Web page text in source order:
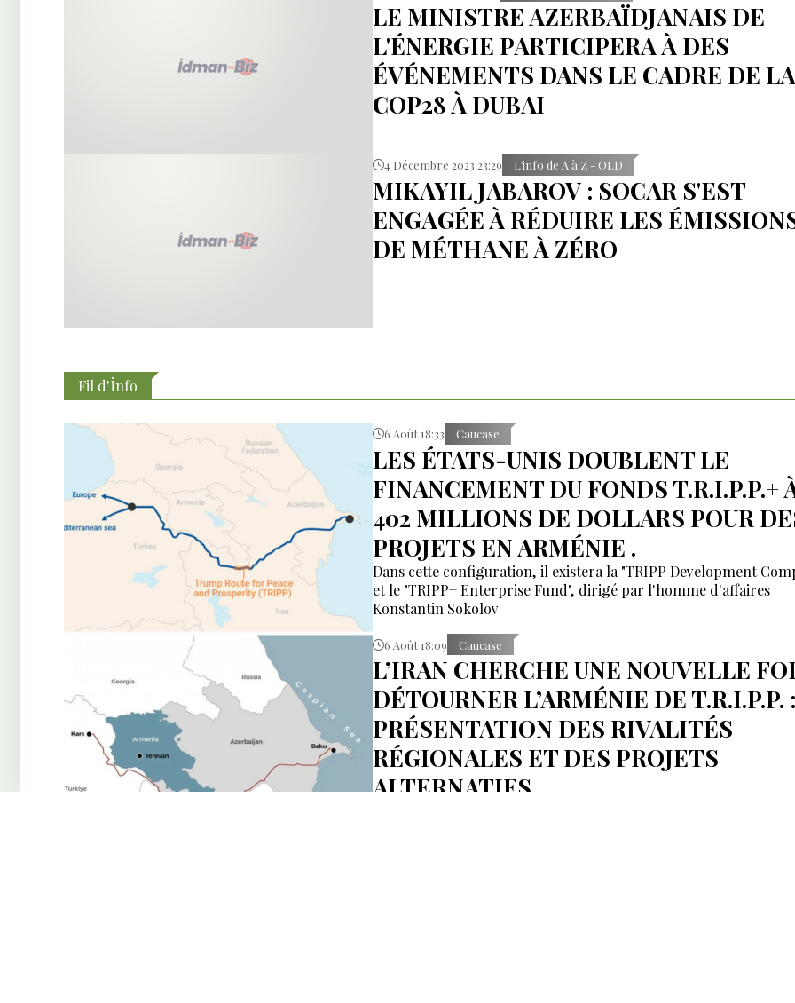
LE MINISTRE AZERBAÏDJANAIS DE
L'ÉNERGIE PARTICIPERA À DES
ÉVÉNEMENTS DANS LE CADRE DE LA
COP28 À DUBAI
4 Décembre 2023 23:29 L’info de A à Z - OLD
MIKAYIL JABAROV : SOCAR S'EST
ENGAGÉE À RÉDUIRE LES
DE MÉTHANE À ZÉRO
Fil d'İnfo
6 Août 18:33 Caucase
LES ÉTATS-UNIS DOUBLENT LE
FINANCEMENT DU FONDS T.R.I.P.P.+
402 MILLIONS DE DOLLARS POUR
PROJETS EN ARMÉNIE .
Dans cette configuration, il existera la "TRIPP Development
et le "TRIPP+ Enterprise Fund", dirigé par l'homme d'affaires
Konstantin Sokolov
6 Août 18:09 Caucase
L’IRAN CHERCHE UNE NOUVELLE
DÉTOURNER L’ARMÉNIE DE T.R.I.P.P. :
PRÉSENTATION DES RIVALITÉS
RÉGIONALES ET DES PROJETS
ALTERNATIFS